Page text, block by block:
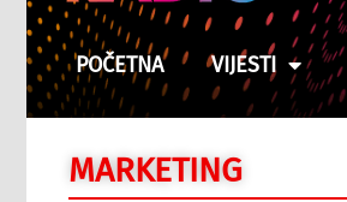
POČETNA VIJESTI
MARKETING